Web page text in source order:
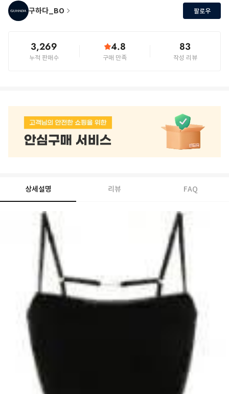
구하다_BO 팔로우
3,269
누적 판매수
4.8
구매 만족
83
작성 리뷰
상세설명 리뷰 FAQ